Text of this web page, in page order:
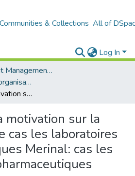
Communities & Collections All of
Log In
Département Management Des Organisations
Management des organisations (MDO)
L'impact de la motivation sur la force de vente cas les laboratoires pharmaceutiques Merinal: cas les laboratoires pharmaceutiques Merinal
motivation sur la
cas les laboratoires
Merinal: cas les